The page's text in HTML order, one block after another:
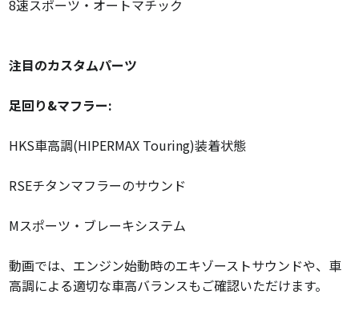
8速スポーツ・オートマチック
注目のカスタムパーツ
足回り&マフラー:
HKS車高調(HIPERMAX Touring)装着状態
RSEチタンマフラーのサウンド
Mスポーツ・ブレーキシステム
動画では、エンジン始動時のエキゾーストサウンドや、車
高調による適切な車高バランスもご確認いただけます。